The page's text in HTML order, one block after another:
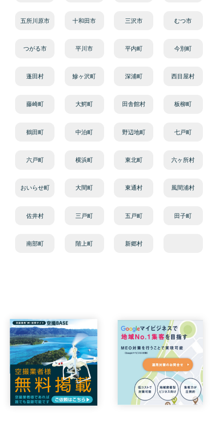
五所川原市 十和田市 三沢市 むつ市
つがる市 平川市 平内町 今別町
蓬田村 鰺ヶ沢町 深浦町 西目屋村
藤崎町 大鰐町 田舎館村 板柳町
鶴田町 中泊町 野辺地町 七戸町
六戸町 横浜町 東北町 六ヶ所村
おいらせ町 大間町 東通村 風間浦村
佐井村 三戸町 五戸町 田子町
南部町 階上町 新郷村